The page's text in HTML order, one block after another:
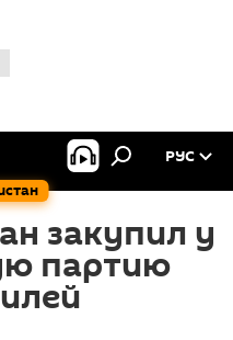
РУС
закупил у
партию